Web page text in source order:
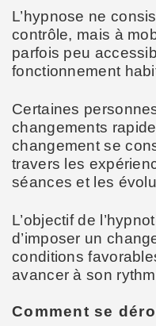
L’hypnose ne
contrôle, mais à
parfois peu
fonctionnement
Certaines
changements
changement se
travers les
séances et les
L’objectif de
d’imposer un
conditions
avancer à son
Comment se